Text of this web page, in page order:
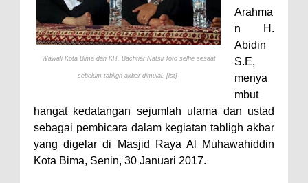
Perairan Sanggar
Perkuat Soliditas-Sinergi,
Kapolres Bima Silaturahmi ke
Kejari dan Kodim 1608
Nobar Piala Dunia Argentina vs
Inggris, Polres Bima Pererat
Silaturahmi dengan Masyarakat
Antusiasnya Warga dan Polisi
Wawali Kota Bima dan KH. Bachtiar Natsir foto selfie sesaat
sebelum tabligh akbar dimulai. [ist]
Arahma
n H.
Abidin
S.E,
menya
mbut
hangat kedatangan sejumlah ulama dan ustad
sebagai pembicara dalam kegiatan tabligh akbar
yang digelar di Masjid Raya Al Muhawahiddin
Kota Bima, Senin, 30 Januari 2017.